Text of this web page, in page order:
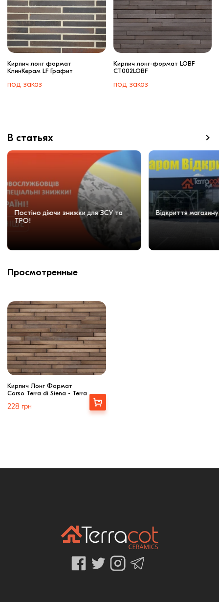
Кирпич лонг формат
КлинКерам LF Графит
под заказ
Кирпич лонг-формат LOBF
CT002LOBF
под заказ
В статьях
Постіно діючи знижки для ЗСУ та
ТРО!
Відкриття магазину
Просмотренные
Кирпич Лонг Формат
Corso Terra di Siena - Terra
228 грн
Выбрать